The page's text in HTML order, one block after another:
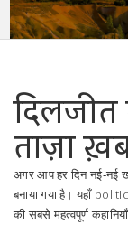
ताज़ा
अगर आप हर दिन नई‑नई
बनाया गया है। यहाँ
की सबसे महत्वपूर्ण